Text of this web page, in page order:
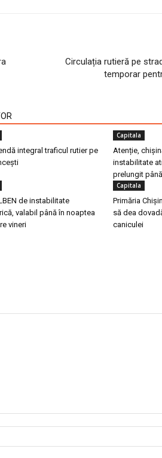
Circulația rutieră pe
temporar
integral traficul rutier pe
Capitala
Atenție,
instabilitate
prelungit
de instabilitate
valabil până în noaptea
vineri
Capitala
Primăria
să dea
caniculei